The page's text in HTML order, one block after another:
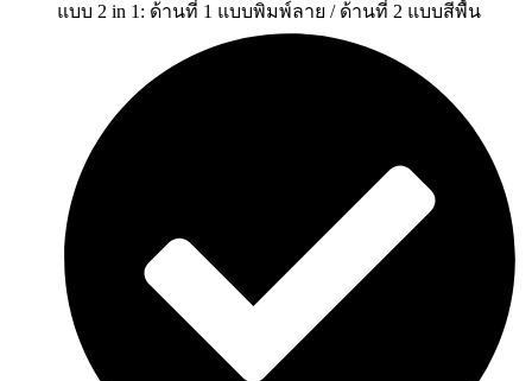
แบบ 2 in 1: ด้านที่ 1 แบบพิมพ์ลาย / ด้านที่ 2 แบบสีพื้น